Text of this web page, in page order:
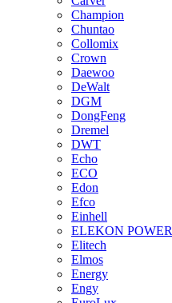
Champion
Chuntao
Collomix
Crown
Daewoo
DeWalt
DGM
DongFeng
Dremel
DWT
Echo
ECO
Edon
Efco
Einhell
ELEKON POWER
Elitech
Elmos
Energy
Engy